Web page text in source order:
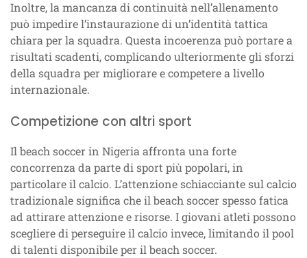
Inoltre, la mancanza di continuità nell’allenamento
può impedire l’instaurazione di un’identità tattica
chiara per la squadra. Questa incoerenza può portare a
risultati scadenti, complicando ulteriormente gli sforzi
della squadra per migliorare e competere a livello
internazionale.
Competizione con altri sport
Il beach soccer in Nigeria affronta una forte
concorrenza da parte di sport più popolari, in
particolare il calcio. L’attenzione schiacciante sul calcio
tradizionale significa che il beach soccer spesso fatica
ad attirare attenzione e risorse. I giovani atleti possono
scegliere di perseguire il calcio invece, limitando il pool
di talenti disponibile per il beach soccer.